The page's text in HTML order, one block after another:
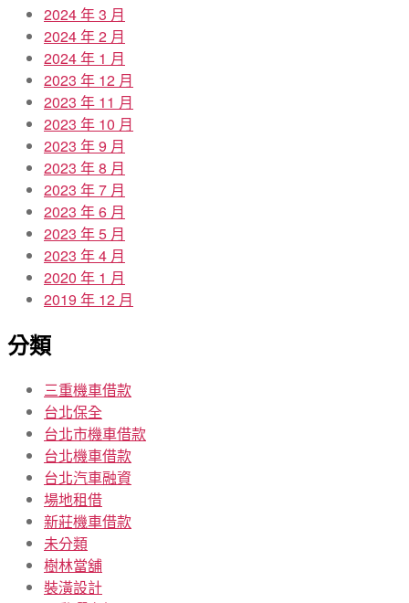
2024 年 3 月
2024 年 2 月
2024 年 1 月
2023 年 12 月
2023 年 11 月
2023 年 10 月
2023 年 9 月
2023 年 8 月
2023 年 7 月
2023 年 6 月
2023 年 5 月
2023 年 4 月
2020 年 1 月
2019 年 12 月
分類
三重機車借款
台北保全
台北市機車借款
台北機車借款
台北汽車融資
場地租借
新莊機車借款
未分類
樹林當舖
裝潢設計